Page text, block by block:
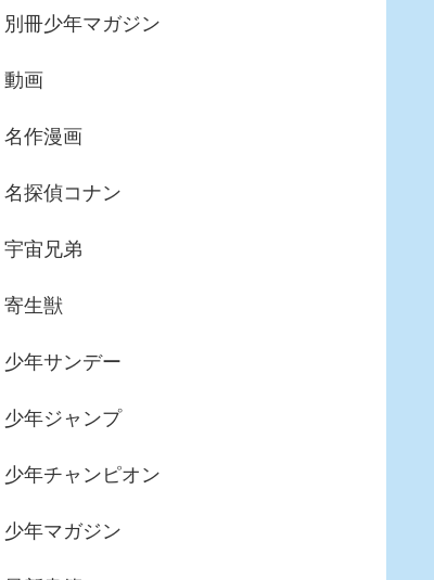
別冊少年マガジン
動画
名作漫画
名探偵コナン
宇宙兄弟
寄生獣
少年サンデー
少年ジャンプ
少年チャンピオン
少年マガジン